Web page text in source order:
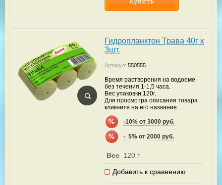
Гидропланктон Трава 40г х
3шт.
Артикул: 550555
Время растворения на водоеме
без течения 1-1,5 часа.
Вес упаковки 120г.
Для просмотра описания товара
кликните на его название.
-10% от 3000 руб.
-  5% от 2000 руб.
Вес 120 г
Добавить к сравнению